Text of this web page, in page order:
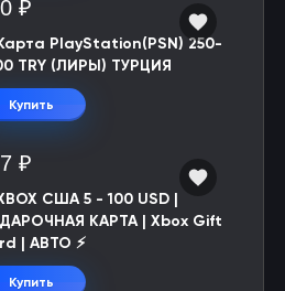
₽
PlayStation(PSN) 250-
TRY (ЛИРЫ) ТУРЦИЯ
Купить
₽
США 5 - 100 USD |
КАРТА | Xbox Gift
| АВТО ⚡
Купить